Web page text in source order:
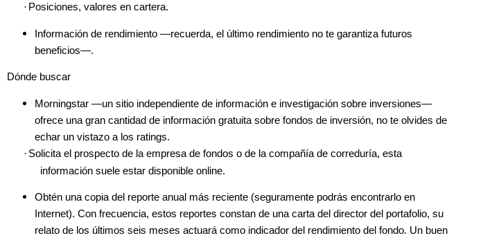
· Posiciones, valores en cartera.
Información de rendimiento —recuerda, el último rendimiento no te garantiza futuros
beneficios—.
Dónde buscar
Morningstar —un sitio independiente de información e investigación sobre inversiones—
ofrece una gran cantidad de información gratuita sobre fondos de inversión, no te olvides de
echar un vistazo a los ratings.
· Solicita el prospecto de la empresa de fondos o de la compañía de correduría, esta
información suele estar disponible online.
Obtén una copia del reporte anual más reciente (seguramente podrás encontrarlo en
Internet). Con frecuencia, estos reportes constan de una carta del director del portafolio, su
relato de los últimos seis meses actuará como indicador del rendimiento del fondo. Un buen